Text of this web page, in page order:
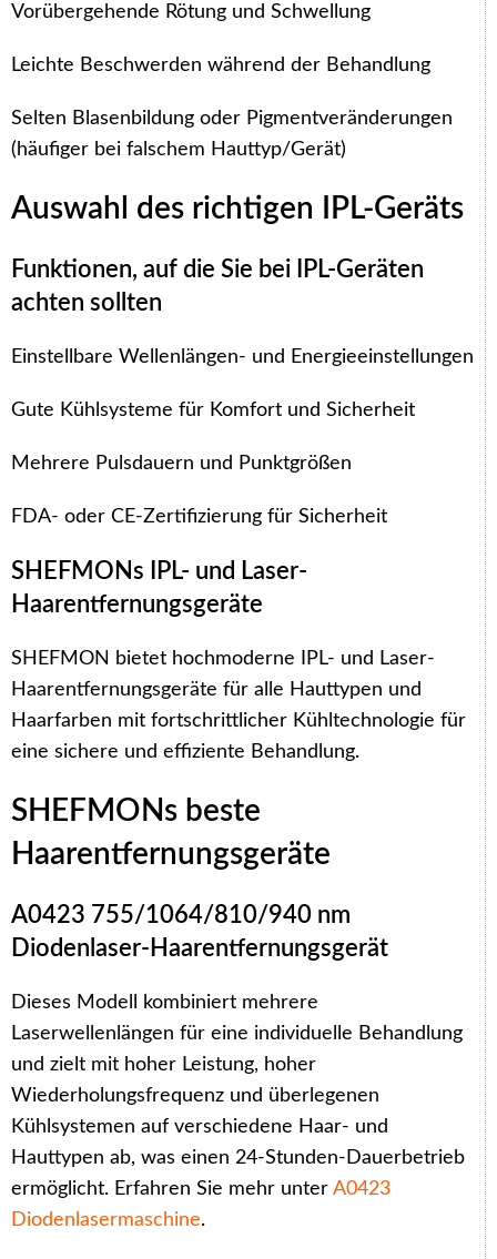
Vorübergehende Rötung und Schwellung
Leichte Beschwerden während der Behandlung
Selten Blasenbildung oder Pigmentveränderungen
(häufiger bei falschem Hauttyp/Gerät)
Auswahl des richtigen IPL-Geräts
Funktionen, auf die Sie bei IPL-Geräten
achten sollten
Einstellbare Wellenlängen- und Energieeinstellungen
Gute Kühlsysteme für Komfort und Sicherheit
Mehrere Pulsdauern und Punktgrößen
FDA- oder CE-Zertifizierung für Sicherheit
SHEFMONs IPL- und Laser-
Haarentfernungsgeräte
SHEFMON bietet hochmoderne IPL- und Laser-
Haarentfernungsgeräte für alle Hauttypen und
Haarfarben mit fortschrittlicher Kühltechnologie für
eine sichere und effiziente Behandlung.
SHEFMONs beste
Haarentfernungsgeräte
A0423 755/1064/810/940 nm
Diodenlaser-Haarentfernungsgerät
Dieses Modell kombiniert mehrere
Laserwellenlängen für eine individuelle Behandlung
und zielt mit hoher Leistung, hoher
Wiederholungsfrequenz und überlegenen
Kühlsystemen auf verschiedene Haar- und
Hauttypen ab, was einen 24-Stunden-Dauerbetrieb
ermöglicht. Erfahren Sie mehr unter A0423
Diodenlasermaschine.